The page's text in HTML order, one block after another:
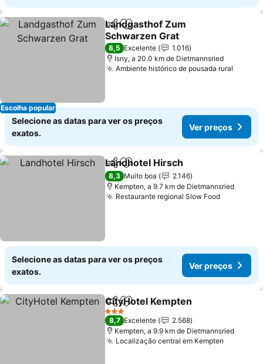
Escolha popular
PartilharAdicionar aos favoritos
Landgasthof Zum
Schwarzen Grat
8,5 Excelente
1.016
Isny, a 20.0 km de Dietmannsried
Ambiente histórico de pousada rural
Selecione as datas para ver os preços
exatos.
Ver preços
PartilharAdicionar aos favoritos
Landhotel Hirsch
8,3 Muito boa
2.146
Kempten, a 9.7 km de Dietmannsried
Restaurante regional Slow Food
Selecione as datas para ver os preços
exatos.
Ver preços
PartilharAdicionar aos favoritos
CityHotel Kempten
3 Estrelas
8,7 Excelente
2.568
Kempten, a 9.9 km de Dietmannsried
Localização central em Kempten